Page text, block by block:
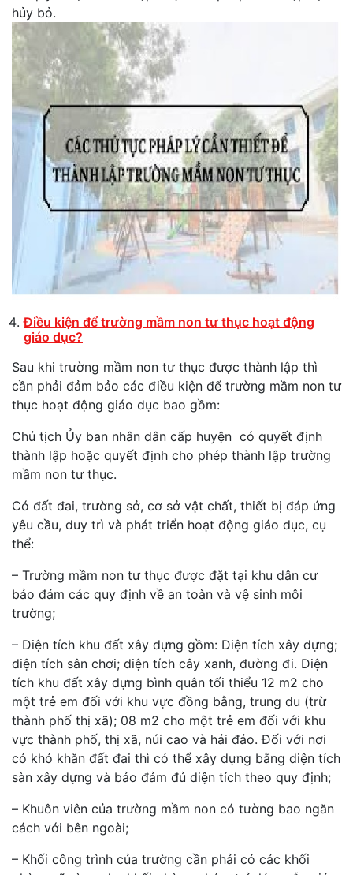
hủy bỏ.
Điều kiện để trường mầm non tư thục hoạt động
giáo dục?
Sau khi trường mầm non tư thục được thành lập thì
cần phải đảm bảo các điều kiện để trường mầm non tư
thục hoạt động giáo dục bao gồm:
Chủ tịch Ủy ban nhân dân cấp huyện có quyết định
thành lập hoặc quyết định cho phép thành lập trường
mầm non tư thục.
Có đất đai, trường sở, cơ sở vật chất, thiết bị đáp ứng
yêu cầu, duy trì và phát triển hoạt động giáo dục, cụ
thể:
– Trường mầm non tư thục được đặt tại khu dân cư
bảo đảm các quy định về an toàn và vệ sinh môi
trường;
– Diện tích khu đất xây dựng gồm: Diện tích xây dựng;
diện tích sân chơi; diện tích cây xanh, đường đi. Diện
tích khu đất xây dựng bình quân tối thiểu 12 m2 cho
một trẻ em đối với khu vực đồng bằng, trung du (trừ
thành phố thị xã); 08 m2 cho một trẻ em đối với khu
vực thành phố, thị xã, núi cao và hải đảo. Đối với nơi
có khó khăn đất đai thì có thể xây dựng bằng diện tích
sàn xây dựng và bảo đảm đủ diện tích theo quy định;
– Khuôn viên của trường mầm non có tường bao ngăn
cách với bên ngoài;
– Khối công trình của trường cần phải có các khối